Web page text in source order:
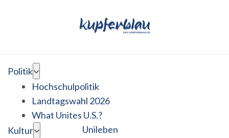
Politik
Hochschulpolitik
Landtagswahl 2026
What Unites U.S.?
Kultur
Unileben